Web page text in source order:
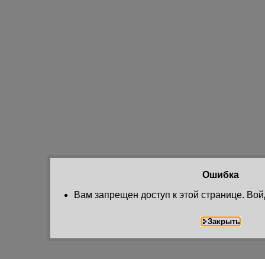
Ошибка
Вам запрещен доступ к этой странице.